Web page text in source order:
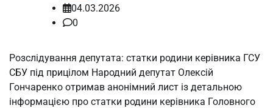
04.03.2026
0
Розслідування депутата: статки родини керівника ГСУ
СБУ під прицілом Народний депутат Олексій
Гончаренко отримав анонімний лист із детальною
інформацією про статки родини керівника Головного